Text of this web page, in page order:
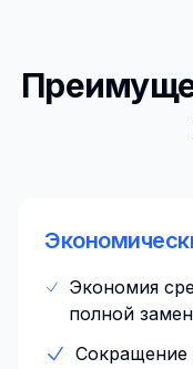
Экономия
полной
Сокращение